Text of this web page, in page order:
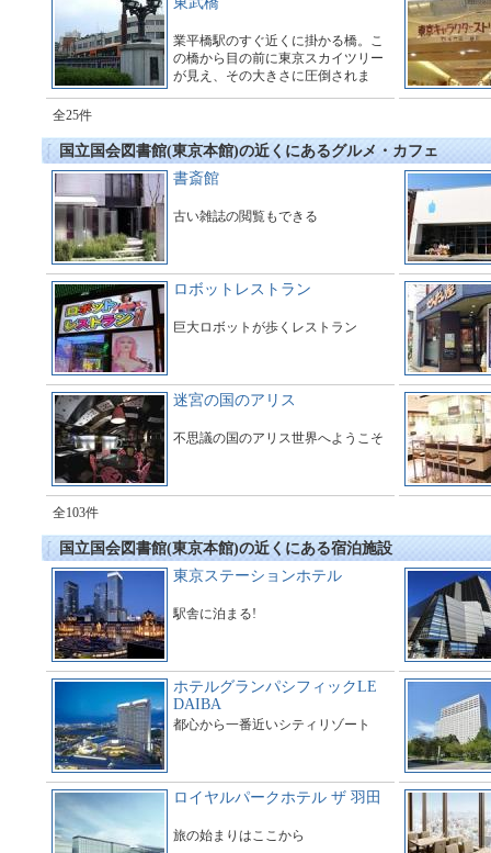
業平橋駅のすぐ近くに掛かる橋。こ
の橋から目の前に東京スカイツリー
が見え、その大きさに圧倒されま
全25件
国立国会図書館(東京本館)の近くにあるグルメ・カフェ
書斎館
古い雑誌の閲覧もできる
ロボットレストラン
巨大ロボットが歩くレストラン
迷宮の国のアリス
不思議の国のアリス世界へようこそ
全103件
国立国会図書館(東京本館)の近くにある宿泊施設
東京ステーションホテル
駅舎に泊まる!
ホテルグランパシフィックLE
DAIBA
都心から一番近いシティリゾート
ロイヤルパークホテル ザ 羽田
旅の始まりはここから